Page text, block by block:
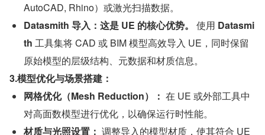
AutoCAD, Rhino）或激光扫描数据。
Datasmith 导入：这是 UE 的核心优势。
使用 Datasmi
th 工具集将 CAD 或 BIM 模型高效导入 UE，同时保留
原始模型的层级结构、元数据和材质信息。
3.模型优化与场景搭建：
网格优化（Mesh Reduction）： 在 UE 或外部工具中
对高面数模型进行优化，以确保运行时性能。
材质与光照设置： 调整导入的模型材质，使其符合 UE